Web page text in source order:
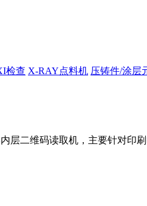
检查 X-RAY点料机 压铸件/涂层
层二维码读取机，主要针对印